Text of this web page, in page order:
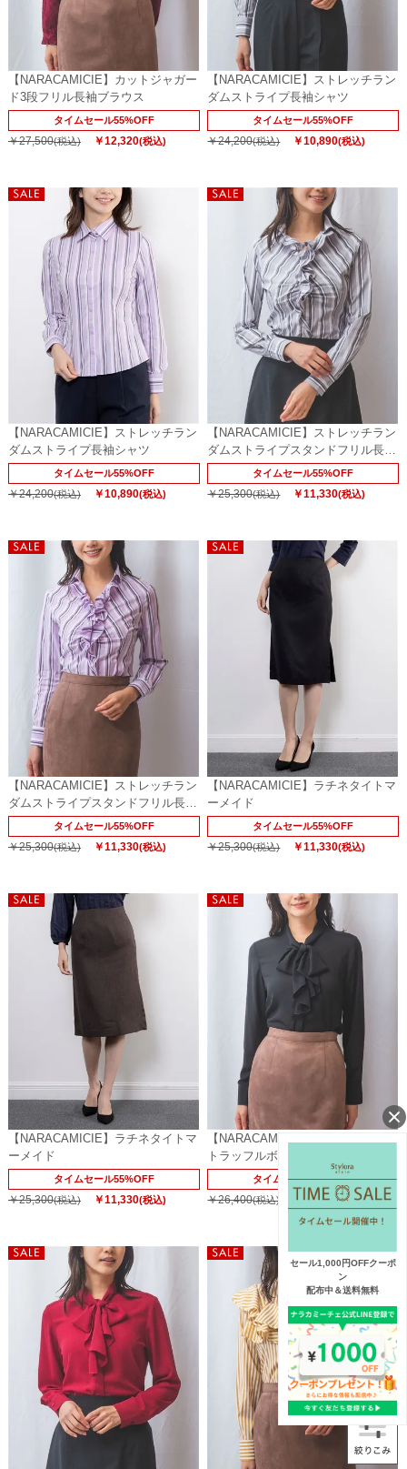
【NARACAMICIE】カットジャガー
ド3段フリル長袖ブラウス
タイムセール55%OFF
￥27,500(税込) ￥12,320(税込)
【NARACAMICIE】ストレッチラン
ダムストライプ長袖シャツ
タイムセール55%OFF
￥24,200(税込) ￥10,890(税込)
【NARACAMICIE】ストレッチラン
ダムストライプ長袖シャツ
タイムセール55%OFF
￥24,200(税込) ￥10,890(税込)
【NARACAMICIE】ストレッチラン
ダムストライプスタンドフリル長袖
ブラウスタイムセール55%OFF
￥25,300(税込) ￥11,330(税込)
【NARACAMICIE】ストレッチラン
ダムストライプスタンドフリル長袖
ブラウスタイムセール55%OFF
￥25,300(税込) ￥11,330(税込)
【NARACAMICIE】ラチネタイトマ
ーメイド
タイムセール55%OFF
￥25,300(税込) ￥11,330(税込)
【NARACAMICIE】ラチネタイトマ
ーメイド
タイムセール55%OFF
￥25,300(税込) ￥11,330(税込)
【NARACAMICIE】無地ジョーゼッ
トラッフルボウタイ長袖ブラウス
タイムセール55%OFF
￥26,400(税込) ￥11,880(税込)
セール1,000円OFFクーポ
ン
配布中＆送料無料